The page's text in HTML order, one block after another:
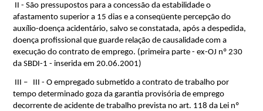
II - São pressupostos para a concessão da estabilidade o
afastamento superior a 15 dias e a conseqüente percepção do
auxílio-doença acidentário, salvo se constatada, após a despedida,
doença profissional que guarde relação de causalidade com a
execução do contrato de emprego. (primeira parte - ex-OJ nº 230
da SBDI-1 - inserida em 20.06.2001)
III –   III - O empregado submetido a contrato de trabalho por
tempo determinado goza da garantia provisória de emprego
decorrente de acidente de trabalho prevista no art. 118 da Lei nº